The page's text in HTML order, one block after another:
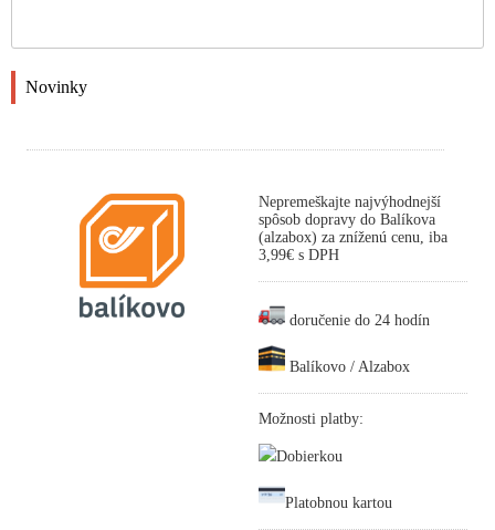
Novinky
Nepremeškajte najvýhodnejší
spôsob dopravy do Balíkova
(alzabox) za zníženú cenu, iba
3,99€ s DPH
doručenie do 24 hodín
Balíkovo / Alzabox
Možnosti platby:
Dobierkou
Platobnou kartou